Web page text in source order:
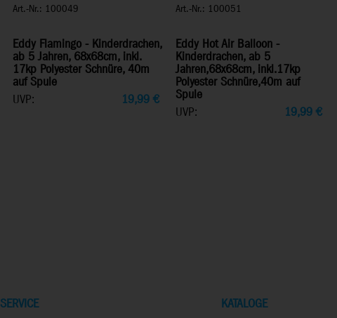
Art.-Nr.: 100049
Eddy Flamingo - Kinderdrachen,
ab 5 Jahren, 68x68cm, inkl.
17kp Polyester Schnüre, 40m
auf Spule
UVP:
19,99 €
Art.-Nr.: 100051
Eddy Hot Air Balloon -
Kinderdrachen, ab 5
Jahren,68x68cm, inkl.17kp
Polyester Schnüre,40m auf
Spule
UVP:
19,99€
SERVICE KATALOGE